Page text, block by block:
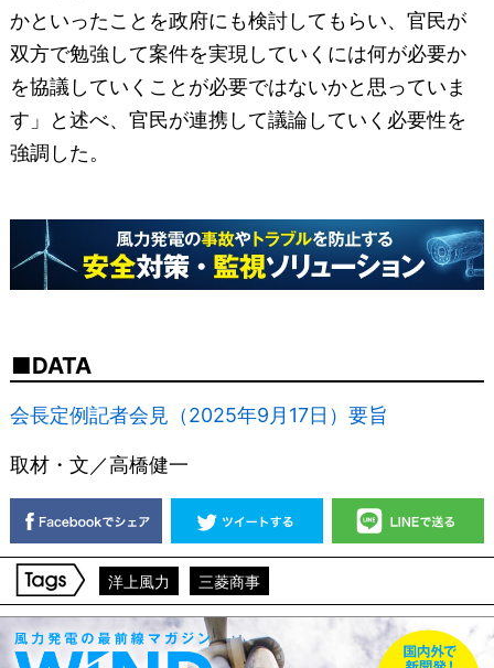
かといったことを政府にも検討してもらい、官民が
双方で勉強して案件を実現していくには何が必要か
を協議していくことが必要ではないかと思っていま
す」と述べ、官民が連携して議論していく必要性を
強調した。
DATA
会長定例記者会見（2025年9月17日）要旨
取材・文／高橋健一
洋上風力 三菱商事